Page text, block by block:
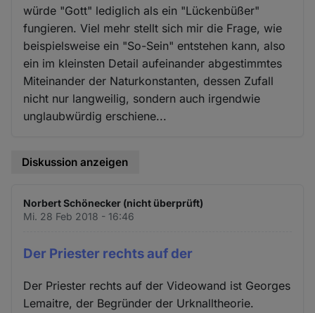
würde "Gott" lediglich als ein "Lückenbüßer"
fungieren. Viel mehr stellt sich mir die Frage, wie
beispielsweise ein "So-Sein" entstehen kann, also
ein im kleinsten Detail aufeinander abgestimmtes
Miteinander der Naturkonstanten, dessen Zufall
nicht nur langweilig, sondern auch irgendwie
unglaubwürdig erschiene...
Diskussion anzeigen
Norbert Schönecker (nicht überprüft)
Mi. 28 Feb 2018 - 16:46
Der Priester rechts auf der
Der Priester rechts auf der Videowand ist Georges
Lemaitre, der Begründer der Urknalltheorie.